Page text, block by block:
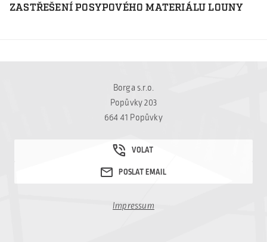
ZASTŘEŠENÍ POSYPOVÉHO MATERIÁLU LOUNY
Borga s.r.o.
Popůvky 203
664 41 Popůvky
Impressum